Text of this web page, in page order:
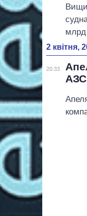
млрд
2 квітня,
20:33